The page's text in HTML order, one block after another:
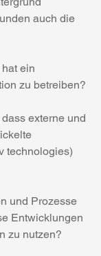
auch die
ein
zu betreiben?
externe und
technologies)
und Prozesse
Entwicklungen
zu nutzen?